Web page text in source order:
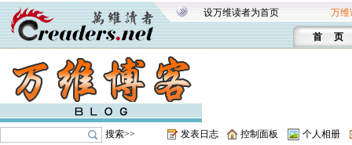
设万维读者为首页 万维
首 页
搜索>> 发表日志 控制面板 个人相册